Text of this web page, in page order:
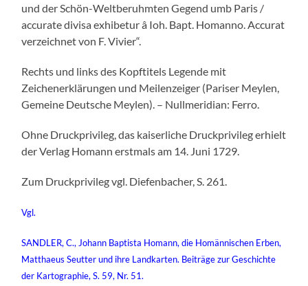
und der Schön-Weltberuhmten Gegend umb Paris /
accurate divisa exhibetur â Ioh. Bapt. Homanno. Accurat
verzeichnet von F. Vivier“.
Rechts und links des Kopftitels Legende mit
Zeichenerklärungen und Meilenzeiger (Pariser Meylen,
Gemeine Deutsche Meylen). – Nullmeridian: Ferro.
Ohne Druckprivileg, das kaiserliche Druckprivileg erhielt
der Verlag Homann erstmals am 14. Juni 1729.
Zum Druckprivileg vgl. Diefenbacher, S. 261.
Vgl.
SANDLER, C., Johann Baptista Homann, die Homännischen Erben,
Matthaeus Seutter und ihre Landkarten. Beiträge zur Geschichte
der Kartographie, S. 59, Nr. 51.